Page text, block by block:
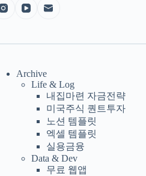
Archive
Life & Log
내집마련 자금전략
미국주식 퀀트투자
노션 템플릿
엑셀 템플릿
실용금융
Data & Dev
무료 웹앱